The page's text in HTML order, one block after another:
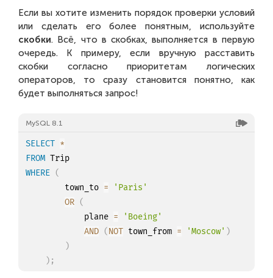
Если вы хотите изменить порядок проверки условий
или сделать его более понятным, используйте
скобки. Всё, что в скобках, выполняется в первую
очередь. К примеру, если вручную расставить
скобки согласно приоритетам логических
операторов, то сразу становится понятно, как
будет выполняться запрос!
MySQL 8.1
SELECT *
FROM
WHERE (
		town_to
=
'Paris'
OR (
			plane
=
'Boeing'
AND (NOT town_from = 'Moscow' )
)
) ;